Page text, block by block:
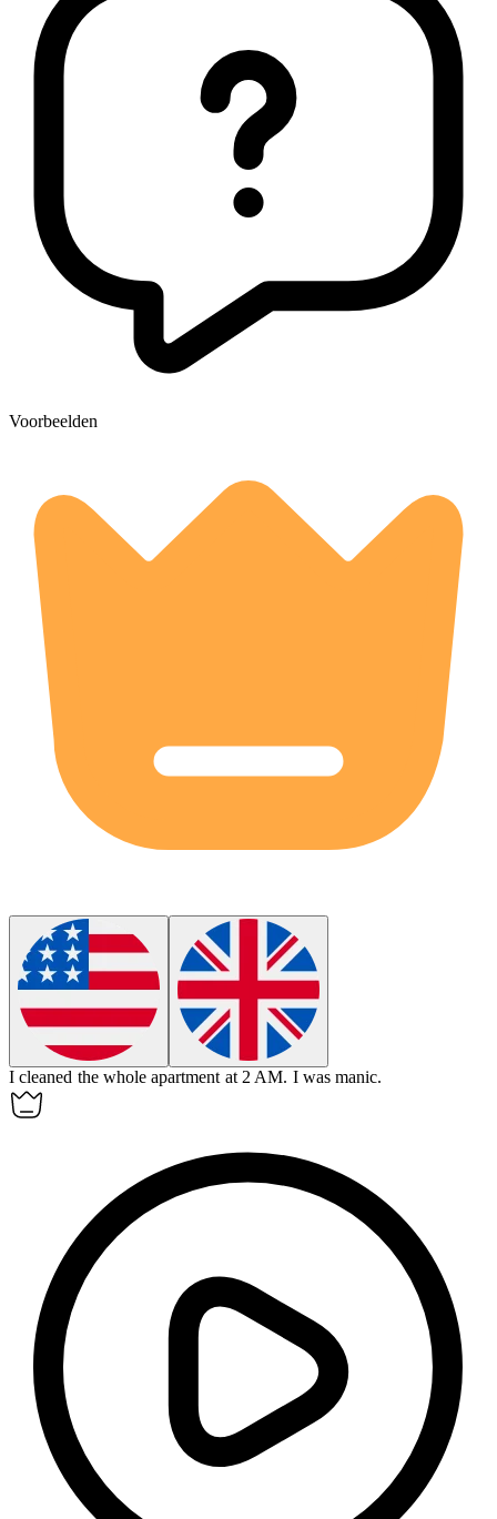
Voorbeelden
I cleaned the whole apartment at 2 AM. I wasmanic.